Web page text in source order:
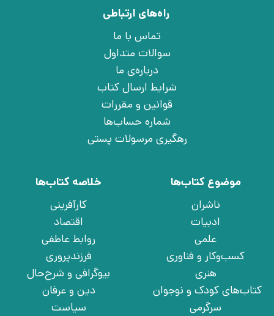
راه‌های ارتباطی
تماس با ما
سوالات متداول
درباره‌ی ما
شرایط ارسال کتاب
قوانین و مقررات
شماره حساب‌ها
رهگیری مرسولات پستی
موضوع کتاب‌ها
ناشران
ادبیات
علمی
کسب‌وکار و فناوری
هنری
کتاب‌های کودک و نوجوان
سرگرمی
خلاصه کتاب‌ها
کارآفرینی
اقتصاد
روابط عاطفی
فرزندپروری
بیوگرافی و شرح‌حال
دین و عرفان
سیاست